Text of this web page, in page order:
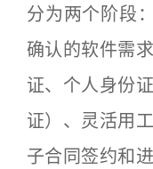
分为两个阶段
确认的软件需
证、个人身份
证）、灵活用
子合同签约和